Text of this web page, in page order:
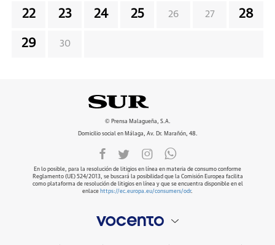
22 23 24 25 26 27 28
29 30
© Prensa Malagueña, S.A.
Domicilio social en Málaga, Av. Dr. Marañón, 48.
En lo posible, para la resolución de litigios en línea en materia de consumo conforme
Reglamento (UE) 524/2013, se buscará la posibilidad que la Comisión Europea facilita
como plataforma de resolución de litigios en línea y que se encuentra disponible en el
enlace https://ec.europa.eu/consumers/odr.